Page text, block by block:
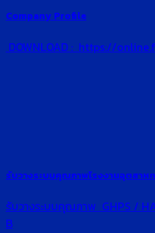
Company Profile
DOWNLOAD : https://
รับวางระบบคุณภาพโรงงานอุตสาห
รับวางระบบคุณภาพ GHPS /
B